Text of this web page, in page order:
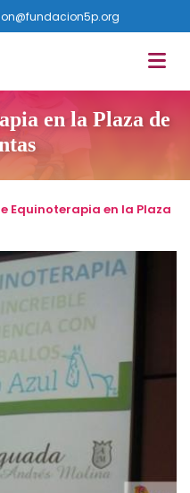
en la Plaza de
Equinoterapia en la Plaza